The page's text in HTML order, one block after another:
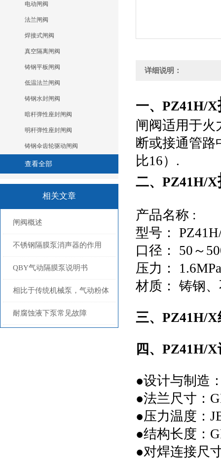
电动闸阀
法兰闸阀
焊接式闸阀
真空隔离闸阀
铸钢平板闸阀
低温法兰闸阀
铸钢水封闸阀
暗杆弹性座封闸阀
明杆弹性座封闸阀
铸钢伞齿轮驱动闸阀
查看全部
相关文章
闸阀概述
不锈钢隔膜泵消声器的作用
QBY气动隔膜泵说明书
相比于传统机械泵，气动粉体
泵具有较明显的优势
耐腐蚀液下泵常见故障
详细说明：
一、PZ41H/X
闸阀适用于火
断或接通管
比16）.
二、PZ41H/X
产品名称 :
型号：
口径： 50～
压力：
材质： 铸钢
三、PZ41H/X
四、PZ41H/X
●设计与制造
●法兰尺寸：
●压力温度：
●结构长度：
●对焊连接尺